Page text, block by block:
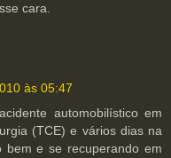
cara.
às 05:47
automobilístico em
(TCE) e vários dias na
bem e se recuperando em